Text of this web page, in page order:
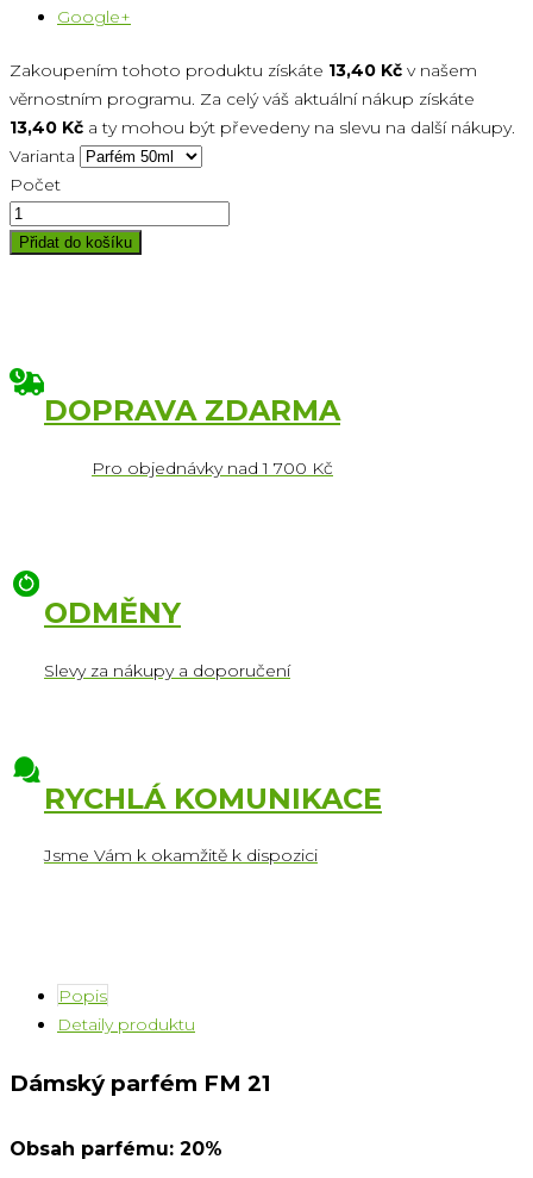
Google+
Zakoupením tohoto produktu získáte 13,40 Kč v našem
věrnostním programu. Za celý váš aktuální nákup získáte
13,40 Kč a ty mohou být převedeny na slevu na další nákupy.
Varianta
Počet
Přidat do košíku
DOPRAVA ZDARMA
Pro objednávky nad 1 700 Kč
ODMĚNY
Slevy za nákupy a doporučení
RYCHLÁ KOMUNIKACE
Jsme Vám k okamžitě k dispozici
Popis
Detaily produktu
Dámský parfém FM 21
Obsah parfému: 20%